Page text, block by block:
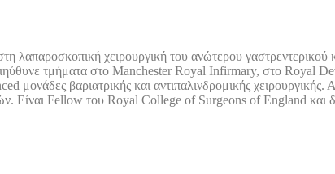
λαπαροσκοπική χειρουργική του ανώτερου γαστρεντερικού
τμήματα στο Manchester Royal Infirmary, στο Royal
μονάδες βαριατρικής και αντιπαλινδρομικής
Είναι Fellow του Royal College of Surgeons of England και